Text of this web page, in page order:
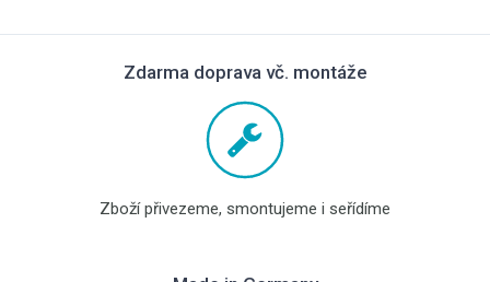
Zdarma doprava vč. montáže
Zboží přivezeme, smontujeme i seřídíme